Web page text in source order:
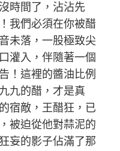
時間了，沾沾先
我們必須在你被醋
未落，一股極致尖
灌入，伴隨著一個
！這裡的醬油比例
九的醋，才是真
宿敵，王醋狂，已
被迫從他對蒜泥的
妄的影子佔滿了那